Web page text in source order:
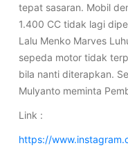
tepat sasaran. Mobil
1.400 CC tidak lagi
Lalu Menko Marves
sepeda motor tidak
bila nanti diterapkan.
Mulyanto meminta
Link :
https://